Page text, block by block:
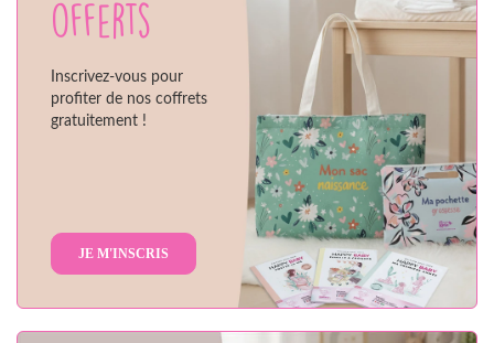
offerts
Inscrivez-vous pour
profiter de nos coffrets
gratuitement !
JE M'INSCRIS